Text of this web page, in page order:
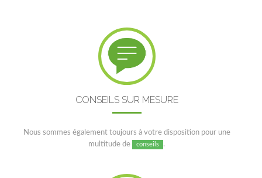
CONSEILS SUR MESURE
Nous sommes également toujours à votre disposition pour une
multitude de
conseils .